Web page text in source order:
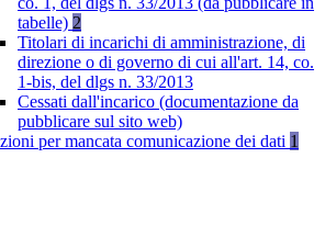
tabelle) 2
Titolari di incarichi di amministrazione, di
direzione o di governo di cui all'art. 14, co.
1-bis, del dlgs n. 33/2013
Cessati dall'incarico (documentazione da
pubblicare sul sito web)
per mancata comunicazione dei dati 1